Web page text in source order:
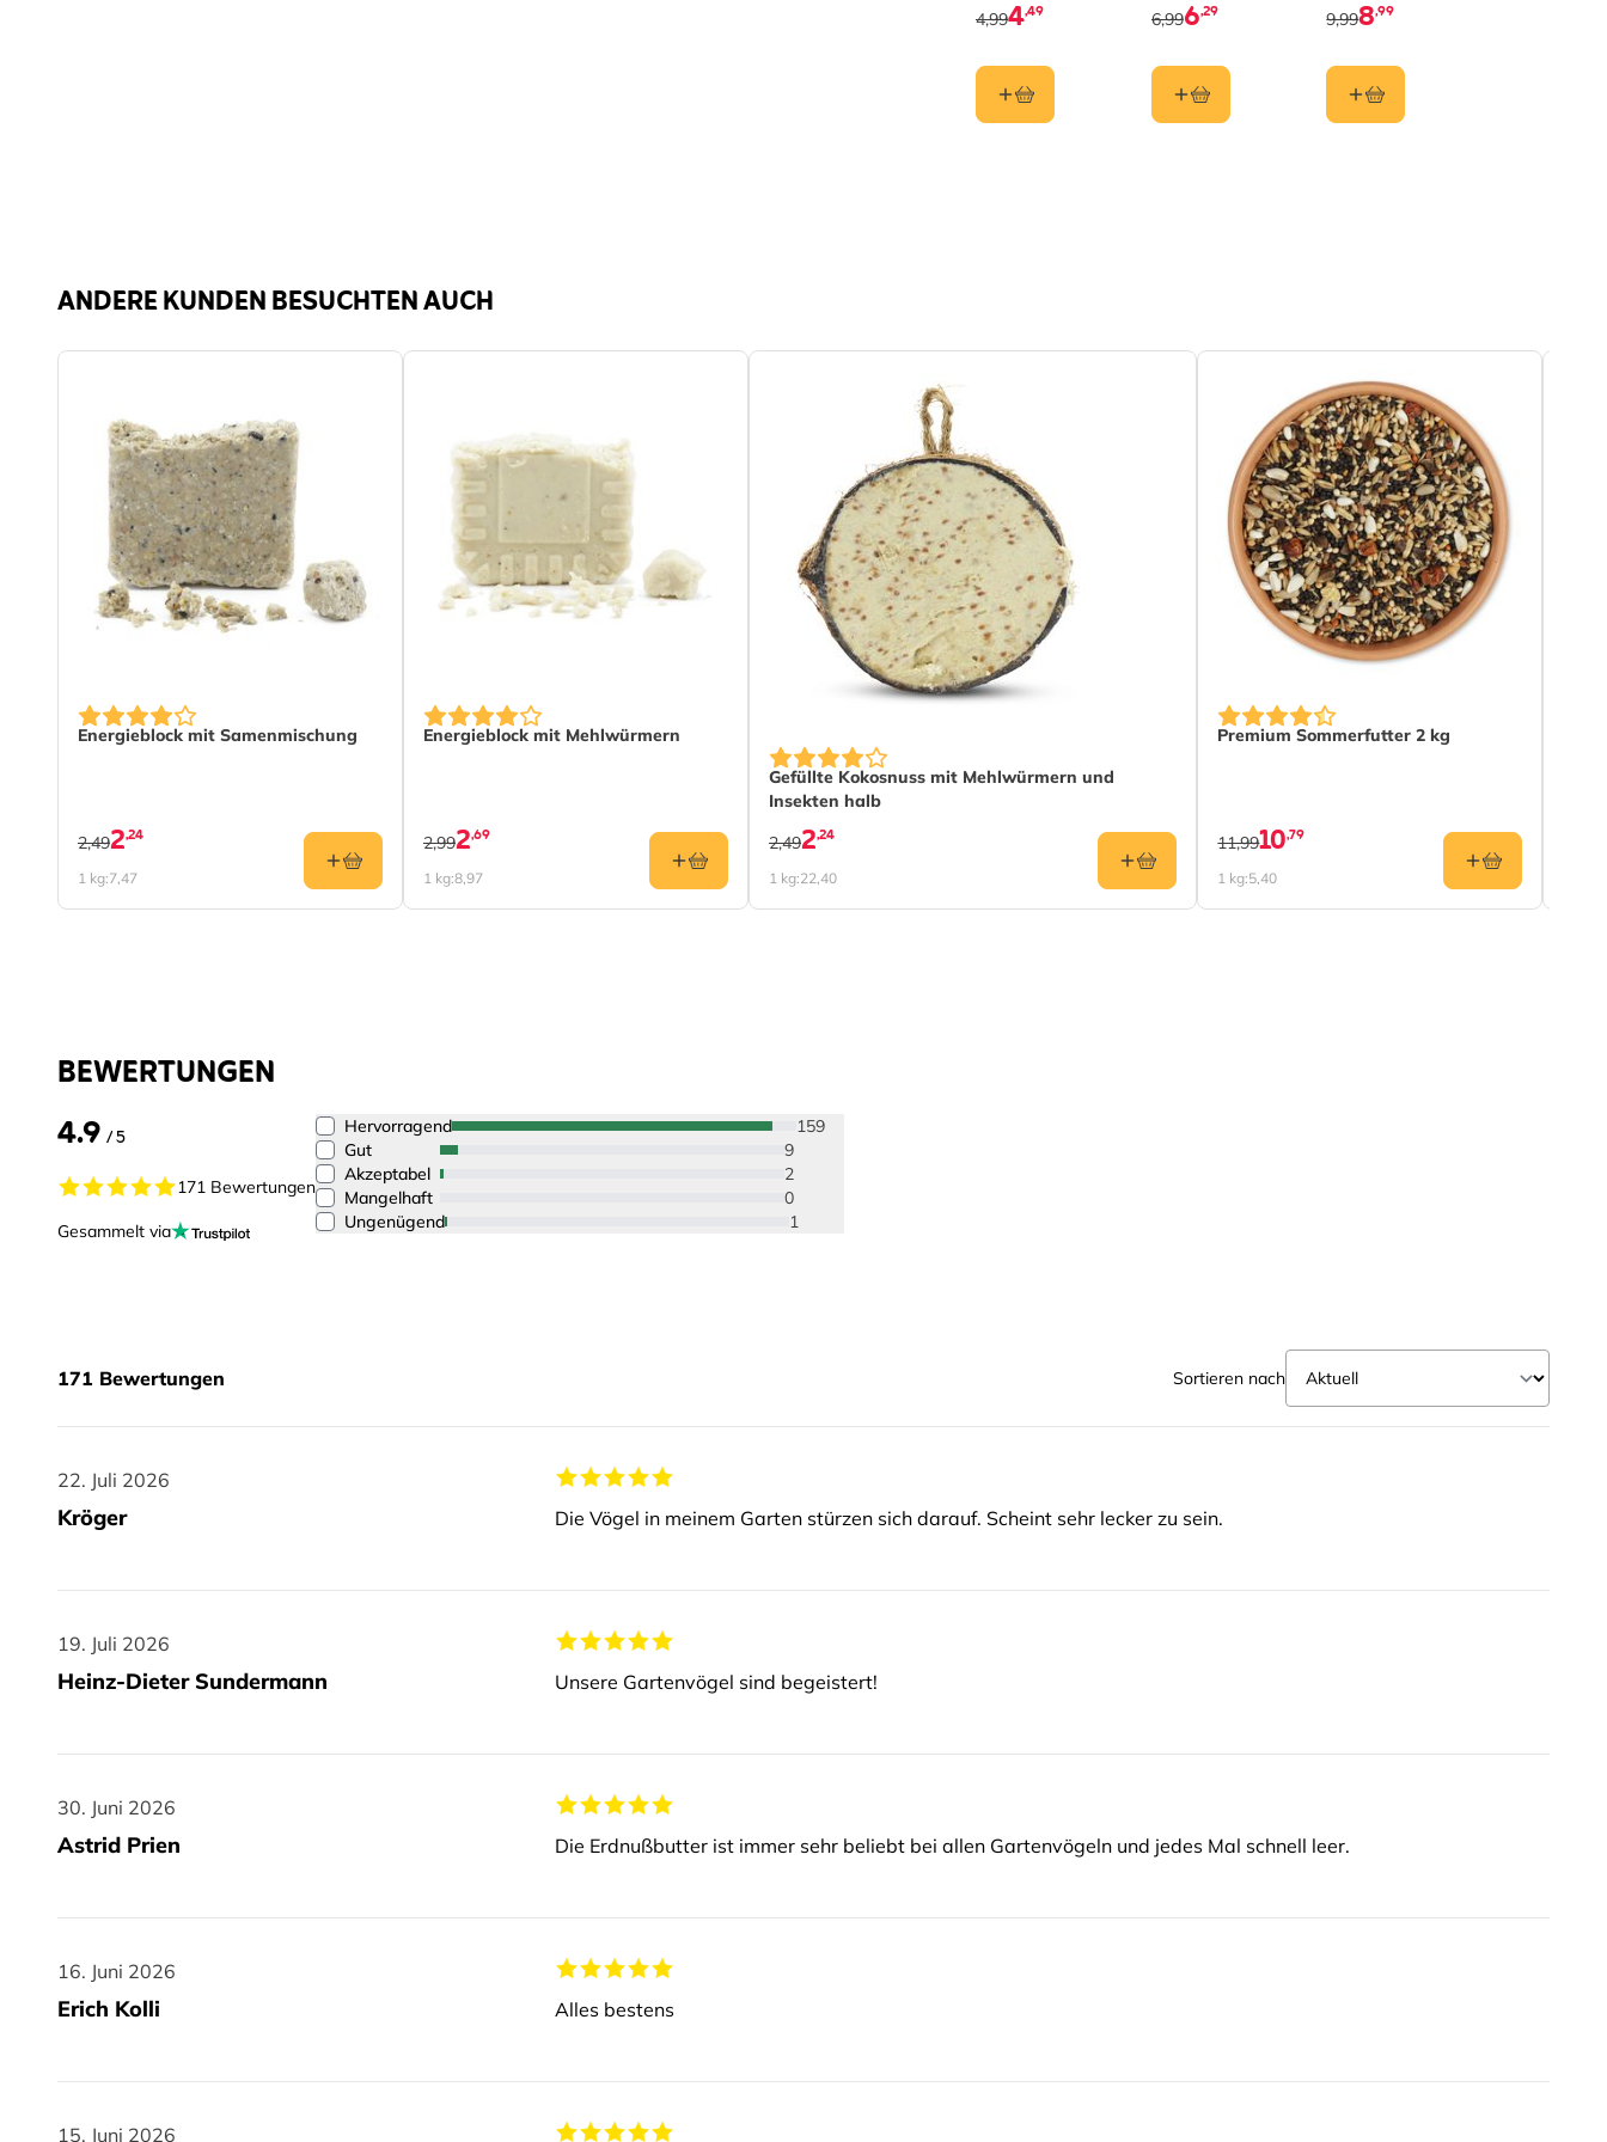
4,49
4,99 6,29
6,99 8,99
9,99
ANDERE KUNDEN BESUCHTEN AUCH
Energieblock mit Samenmischung
2,24
2,49
1 kg:7,47
Energieblock mit Mehlwürmern
2,69
2,99
1 kg:8,97
Gefüllte Kokosnuss mit Mehlwürmern und
Insekten halb
2,24
2,49
1 kg:22,40
Premium Sommerfutter 2 kg
10,79
11,99
1 kg:5,40
BEWERTUNGEN
4.9 / 5
171 Bewertungen
Gesammelt via
Hervorragend
159
Gut
9
Akzeptabel
2
Mangelhaft
0
Ungenügend
1
171 Bewertungen Sortieren nach
22. Juli 2026
22. Juli 2026
Kröger Die Vögel in meinem Garten stürzen sich darauf. Scheint sehr lecker zu sein.
19. Juli 2026
19. Juli 2026
Heinz-Dieter Sundermann Unsere Gartenvögel sind begeistert!
30. Juni 2026
30. Juni 2026
Astrid Prien Die Erdnußbutter ist immer sehr beliebt bei allen Gartenvögeln und jedes Mal schnell leer.
16. Juni 2026
16. Juni 2026
Erich Kolli Alles bestens
15. Juni 2026
15. Juni 2026